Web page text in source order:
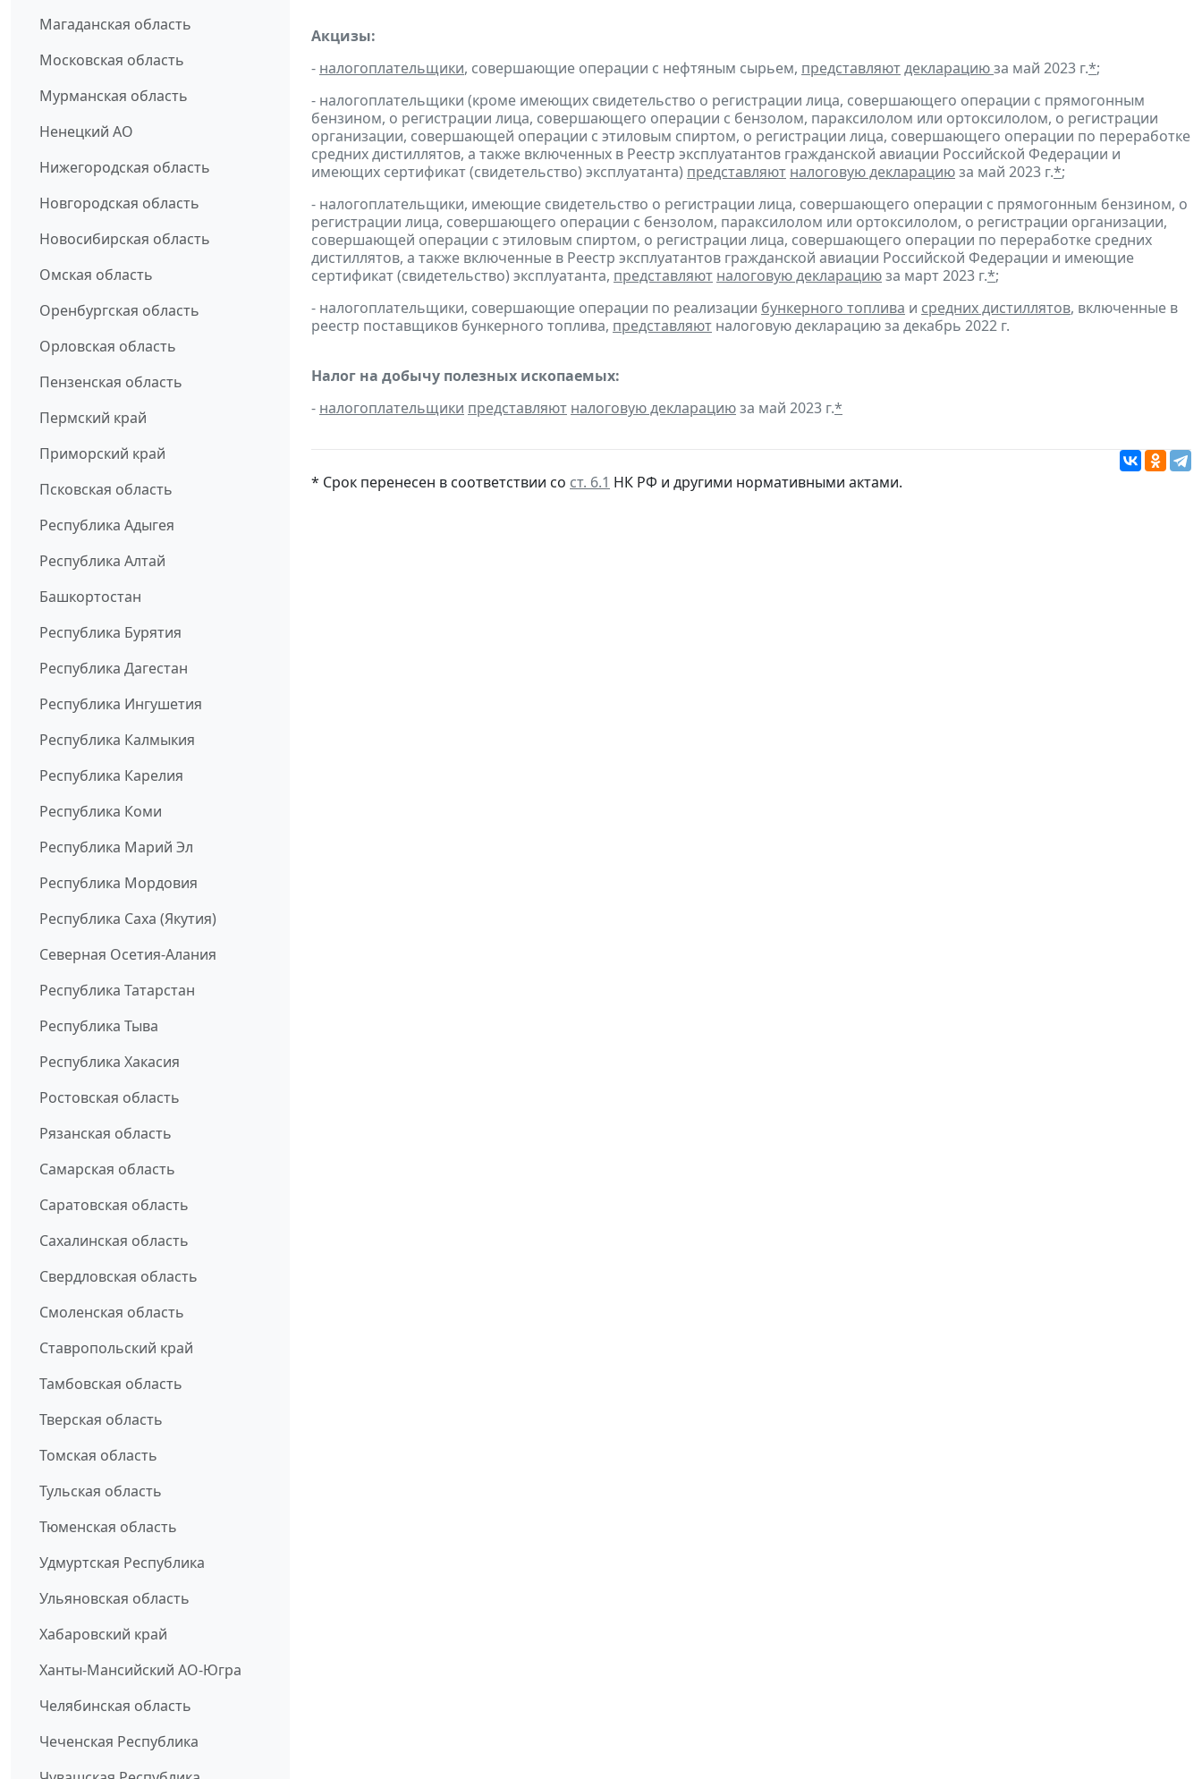
Магаданская область
Московская область
Мурманская область
Ненецкий АО
Нижегородская область
Новгородская область
Новосибирская область
Омская область
Оренбургская область
Орловская область
Пензенская область
Пермский край
Приморский край
Псковская область
Республика Адыгея
Республика Алтай
Башкортостан
Республика Бурятия
Республика Дагестан
Республика Ингушетия
Республика Калмыкия
Республика Карелия
Республика Коми
Республика Марий Эл
Республика Мордовия
Республика Саха (Якутия)
Северная Осетия-Алания
Республика Татарстан
Республика Тыва
Республика Хакасия
Ростовская область
Рязанская область
Самарская область
Саратовская область
Сахалинская область
Свердловская область
Смоленская область
Ставропольский край
Тамбовская область
Тверская область
Томская область
Тульская область
Тюменская область
Удмуртская Республика
Ульяновская область
Хабаровский край
Ханты-Мансийский АО-Югра
Челябинская область
Чеченская Республика
Акцизы:
- налогоплательщики, совершающие операции с нефтяным сырьем, представляютдекларациюза май 2023 г.*;
- налогоплательщики (кроме имеющих свидетельство о регистрации лица, совершающего операции с прямогонным
бензином, о регистрации лица, совершающего операции с бензолом, параксилолом или ортоксилолом, о регистрации
организации, совершающей операции с этиловым спиртом, о регистрации лица, совершающего операции по переработке
средних дистиллятов, а также включенных в Реестр эксплуатантов гражданской авиации Российской Федерации и
имеющих сертификат (свидетельство) эксплуатанта) представляют налоговую декларациюза май 2023 г.*;
- налогоплательщики, имеющие свидетельство о регистрации лица, совершающего операции с прямогонным бензином, о
регистрации лица, совершающего операции с бензолом, параксилолом или ортоксилолом, о регистрации организации,
совершающей операции с этиловым спиртом, о регистрации лица, совершающего операции по переработке средних
дистиллятов, а также включенные в Реестр эксплуатантов гражданской авиации Российской Федерации и имеющие
сертификат (свидетельство) эксплуатанта, представляют налоговую декларациюза март 2023 г.*;
- налогоплательщики, совершающие операции по реализации бункерного топлива и средних дистиллятов, включенные в
реестр поставщиков бункерного топлива, представляют налоговую декларацию за декабрь 2022 г.
Налог на добычу полезных ископаемых:
- налогоплательщики представляют налоговую декларациюза май 2023 г.*
* Срок перенесен в соответствии со ст. 6.1 НК РФ и другими нормативными актами.